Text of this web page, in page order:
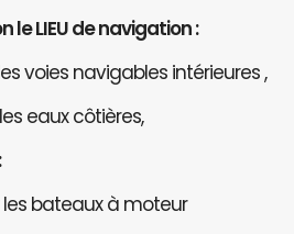
le LIEU de navigation :
voies navigables intérieures ,
eaux côtières,
bateaux à moteur